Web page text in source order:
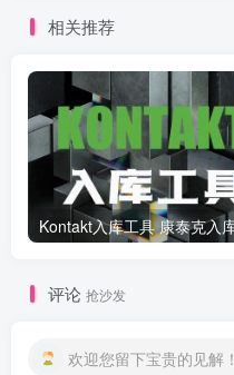
相关推荐
评论 抢沙发
欢迎您留下宝贵的见解！